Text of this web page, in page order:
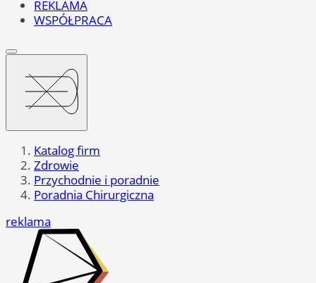
REKLAMA
WSPÓŁPRACA
Katalog firm
Zdrowie
Przychodnie i poradnie
Poradnia Chirurgiczna
reklama